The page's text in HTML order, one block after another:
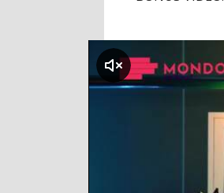
klikni za zvuk